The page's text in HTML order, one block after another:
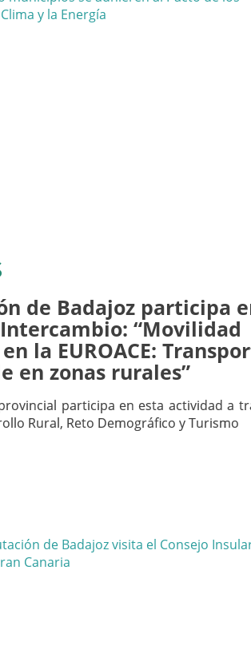
de Badajoz participa
“Movilidad
la EUROACE:
en zonas rurales”
participa en esta actividad a
Rural, Reto Demográfico y Turismo